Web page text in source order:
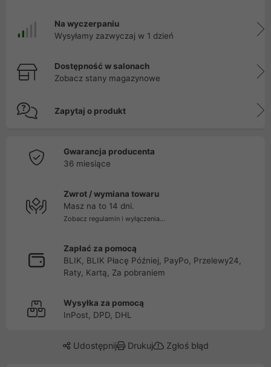
Na wyczerpaniu
Wysyłamy zazwyczaj w 1 dzień
Dostępność w salonach
Zobacz stany magazynowe
Zapytaj o produkt
Gwarancja producenta
36 miesiące
Zwrot / wymiana towaru
Masz na to 14 dni.
Zobacz regulamin i wyłączenia...
Zapłać za pomocą
BLIK, BLIK Płacę Później, PayPo, Przelewy24,
Raty, Kartą, Za pobraniem
Wysyłka za pomocą
InPost, DPD, DHL
Udostępnij Drukuj Zgłoś błąd